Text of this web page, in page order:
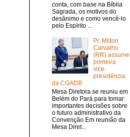
conta, com base na Bíblia
Sagrada, os motivos do
desânimo e como vencê-lo
pelo Espírito ...
Pr. Milton
Carvalho
(RR) assume
primeira
vice-
presidência
da CGADB
Mesa Diretora se reuniu em
Belém do Pará para tomar
importantes decisões sobre
o futuro administrativo da
Convenção Em reunião da
Mesa Diret...